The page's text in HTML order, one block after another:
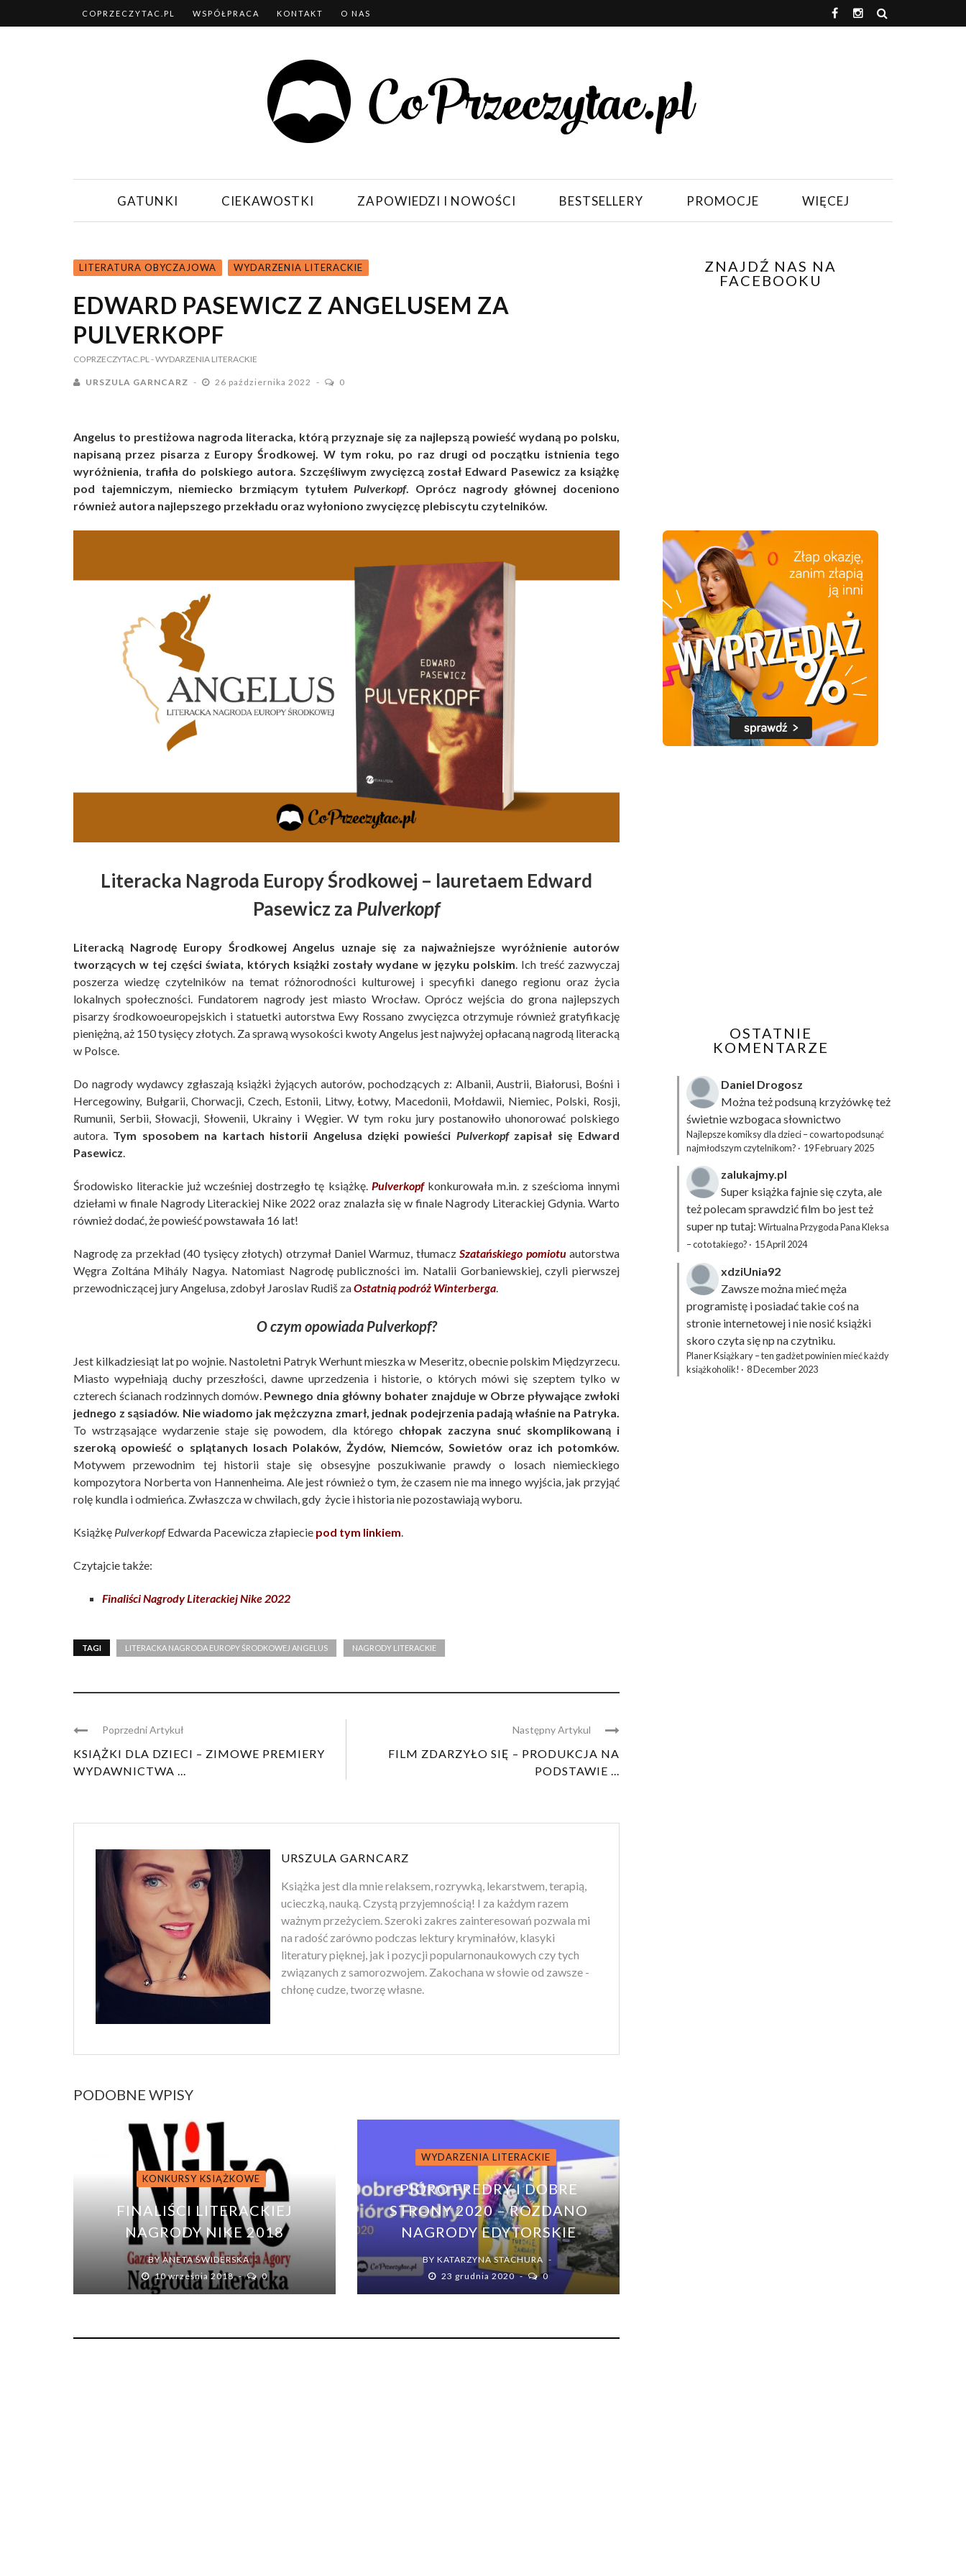
COPRZECZYTAC.PL WSPÓŁPRACA KONTAKT O NAS
GATUNKI CIEKAWOSTKI ZAPOWIEDZI I NOWOŚCI BESTSELLERY PROMOCJE WIĘCEJ
LITERATURA OBYCZAJOWA WYDARZENIA LITERACKIE
EDWARD PASEWICZ Z ANGELUSEM ZA
PULVERKOPF
COPRZECZYTAC.PL- WYDARZENIA LITERACKIE
URSZULA GARNCARZ 26 października 2022 0
Angelus to prestiżowa nagroda literacka, którą przyznaje się za najlepszą powieść wydaną po polsku,
napisaną przez pisarza z Europy Środkowej. W tym roku, po raz drugi od początku istnienia tego
wyróżnienia, trafiła do polskiego autora. Szczęśliwym zwycięzcą został Edward Pasewicz za książkę
pod tajemniczym, niemiecko brzmiącym tytułemPulverkopf. Oprócz nagrody głównej doceniono
również autora najlepszego przekładu oraz wyłoniono zwycięzcę plebiscytu czytelników.
Literacka Nagroda Europy Środkowej – lauretaem Edward
Pasewicz za Pulverkopf
Literacką Nagrodę Europy Środkowej Angelus uznaje się za najważniejsze wyróżnienie autorów
tworzących w tej części świata, których książki zostały wydane w języku polskim. Ich treść zazwyczaj
poszerza wiedzę czytelników na temat różnorodności kulturowej i specyfiki danego regionu oraz życia
lokalnych społeczności. Fundatorem nagrody jest miasto Wrocław. Oprócz wejścia do grona najlepszych
pisarzy środkowoeuropejskich i statuetki autorstwa Ewy Rossano zwycięzca otrzymuje również gratyfikację
pieniężną, aż 150 tysięcy złotych. Za sprawą wysokości kwoty Angelus jest najwyżej opłacaną nagrodą literacką
w Polsce.
Do nagrody wydawcy zgłaszają książki żyjących autorów, pochodzących z: Albanii, Austrii, Białorusi, Bośni i
Hercegowiny, Bułgarii, Chorwacji, Czech, Estonii, Litwy, Łotwy, Macedonii, Mołdawii, Niemiec, Polski, Rosji,
Rumunii, Serbii, Słowacji, Słowenii, Ukrainy i Węgier. W tym roku jury postanowiło uhonorować polskiego
autora. Tym sposobem na kartach historii Angelusa dzięki powieści Pulverkopf zapisał się Edward
Pasewicz.
Środowisko literackie już wcześniej dostrzegło tę książkę. Pulverkopf konkurowała m.in. z sześcioma innymi
dziełami w finale Nagrody Literackiej Nike 2022 oraz znalazła się w finale Nagrody Literackiej Gdynia. Warto
również dodać, że powieść powstawała 16 lat!
Nagrodę za przekład (40 tysięcy złotych) otrzymał Daniel Warmuz, tłumaczSzatańskiego pomiotuautorstwa
Węgra Zoltána Mihály Nagya. Natomiast Nagrodę publiczności im. Natalii Gorbaniewskiej, czyli pierwszej
przewodniczącej jury Angelusa, zdobył Jaroslav Rudiš zaOstatnią podróż Winterberga.
O czym opowiada Pulverkopf?
Jest kilkadziesiąt lat po wojnie. Nastoletni Patryk Werhunt mieszka w Meseritz, obecnie polskim Międzyrzecu.
Miasto wypełniają duchy przeszłości, dawne uprzedzenia i historie, o których mówi się szeptem tylko w
czterech ścianach rodzinnych domów. Pewnego dnia główny bohater znajduje w Obrze pływające zwłoki
jednego z sąsiadów. Nie wiadomo jak mężczyzna zmarł, jednak podejrzenia padają właśnie na Patryka.
To wstrząsające wydarzenie staje się powodem, dla którego chłopak zaczyna snuć skomplikowaną i
szeroką opowieść o splątanych losach Polaków, Żydów, Niemców, Sowietów oraz ich potomków.
Motywem przewodnim tej historii staje się obsesyjne poszukiwanie prawdy o losach niemieckiego
kompozytora Norberta von Hannenheima. Ale jest również o tym, że czasem nie ma innego wyjścia, jak przyjąć
rolę kundla i odmieńca. Zwłaszcza w chwilach, gdy życie i historia nie pozostawiają wyboru.
Książkę PulverkopfEdwarda Pacewicza złapiecie pod tym linkiem.
Czytajcie także:
Finaliści Nagrody Literackiej Nike 2022
TAGI LITERACKA NAGRODA EUROPY ŚRODKOWEJ ANGELUS NAGRODY LITERACKIE
Poprzedni Artykuł
KSIĄŻKI DLA DZIECI – ZIMOWE PREMIERY
WYDAWNICTWA ...
Następny Artykul
FILM ZDARZYŁO SIĘ – PRODUKCJA NA
PODSTAWIE ...
URSZULA GARNCARZ
Książka jest dla mnie relaksem, rozrywką, lekarstwem, terapią,
ucieczką, nauką. Czystą przyjemnością! I za każdym razem
ważnym przeżyciem. Szeroki zakres zainteresowań pozwala mi
na radość zarówno podczas lektury kryminałów, klasyki
literatury pięknej, jak i pozycji popularnonaukowych czy tych
związanych z samorozwojem. Zakochana w słowie od zawsze -
chłonę cudze, tworzę własne.
PODOBNE WPISY
KONKURSY KSIĄŻKOWE
FINALIŚCI LITERACKIEJ
NAGRODY NIKE 2018
BYANETA ŚWIDERSKA
10 września 2018
0
WYDARZENIA LITERACKIE
PIÓRO FREDRY I DOBRE
STRONY 2020 – ROZDANO
NAGRODY EDYTORSKIE
BY KATARZYNA STACHURA
23 grudnia 2020
0
ZNAJDŹ NAS NA
FACEBOOKU
OSTATNIE
KOMENTARZE
Daniel Drogosz
Można też podsuną krzyżówkęteż
świetnie wzbogaca słownictwo
Najlepsze komiksy dla dzieci – co warto podsunąć
najmłodszym czytelnikom? · 19 February 2025
zalukajmy.pl
Super książka fajnie się czyta, ale
też polecam sprawdzić film bo jest też
super np tutaj: Wirtualna Przygoda Pana Kleksa
– co to takiego? · 15 April 2024
xdziUnia92
Zawsze można mieć męża
programistę i posiadać takie coś na
stronie internetowej i nie nosić książki
skoro czyta się np na czytniku.
Planer Książkary – ten gadżet powinien mieć każdy
książkoholik! · 8 December 2023